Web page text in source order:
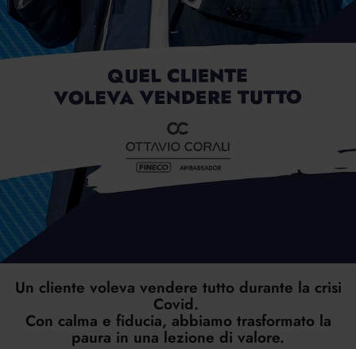
Un cliente voleva vendere tutto durante la crisi
Covid.
Con calma e fiducia, abbiamo trasformato la
paura in una lezione di valore.